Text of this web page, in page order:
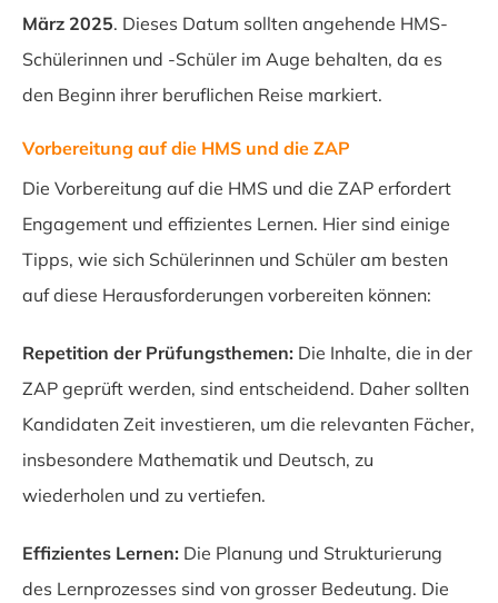
März 2025. Dieses Datum sollten angehende HMS-
Schülerinnen und -Schüler im Auge behalten, da es
den Beginn ihrer beruflichen Reise markiert.
Vorbereitung auf die HMS und die ZAP
Die Vorbereitung auf die HMS und die ZAP erfordert
Engagement und effizientes Lernen. Hier sind einige
Tipps, wie sich Schülerinnen und Schüler am besten
auf diese Herausforderungen vorbereiten können:
Repetition der Prüfungsthemen: Die Inhalte, die in der
ZAP geprüft werden, sind entscheidend. Daher sollten
Kandidaten Zeit investieren, um die relevanten Fächer,
insbesondere Mathematik und Deutsch, zu
wiederholen und zu vertiefen.
Effizientes Lernen: Die Planung und Strukturierung
des Lernprozesses sind von grosser Bedeutung. Die